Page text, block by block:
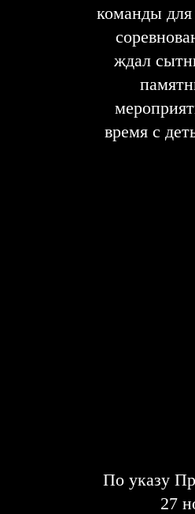
команды для
ждал
время с
По указу
27